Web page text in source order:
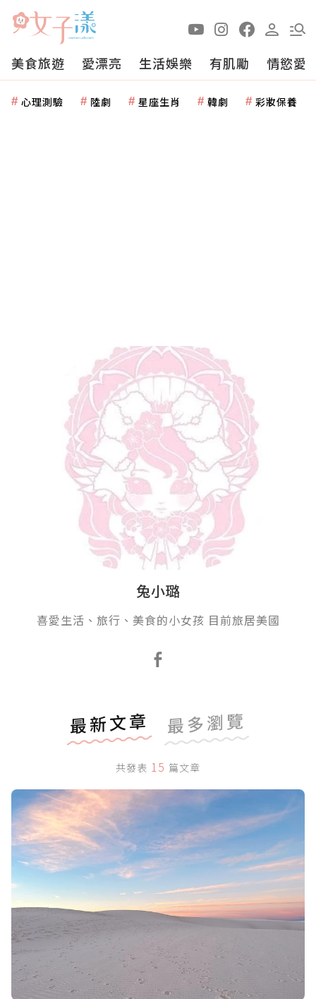
美食旅遊 愛漂亮 生活娛樂 有肌勵 情慾愛
心理測驗 陸劇 星座生肖 韓劇 彩妝保養
兔小璐
喜愛生活、旅行、美食的小女孩 目前旅居美國
最新文章 最多瀏覽
共發表 15 篇文章